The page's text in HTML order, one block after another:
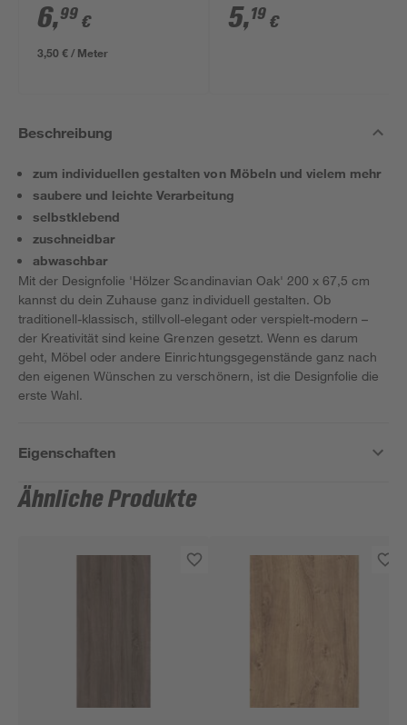
x 200 cm
6,99 €
3,50 € / Meter
teilig
5,19 €
Beschreibung
zum individuellen gestalten von Möbeln und vielem mehr
saubere und leichte Verarbeitung
selbstklebend
zuschneidbar
abwaschbar
Mit der Designfolie 'Hölzer Scandinavian Oak' 200 x 67,5 cm
kannst du dein Zuhause ganz individuell gestalten. Ob
traditionell-klassisch, stillvoll-elegant oder verspielt-modern –
der Kreativität sind keine Grenzen gesetzt. Wenn es darum
geht, Möbel oder andere Einrichtungsgegenstände ganz nach
den eigenen Wünschen zu verschönern, ist die Designfolie die
erste Wahl.
Eigenschaften
Ähnliche Produkte